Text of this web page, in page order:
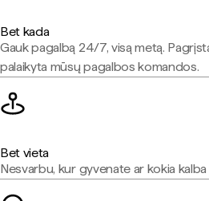
Bet kada
Gauk pagalbą 24/7, visą metą.
palaikyta mūsų pagalbos komandos.
Bet vieta
Nesvarbu, kur gyvenate ar kokia